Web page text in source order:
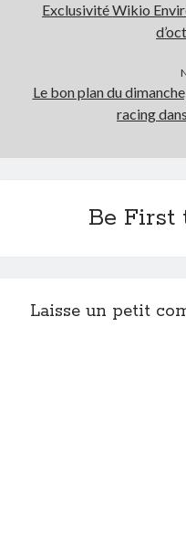
Exclusivité Wikio
Le bon plan du
racing
Be First
Laisse un petit